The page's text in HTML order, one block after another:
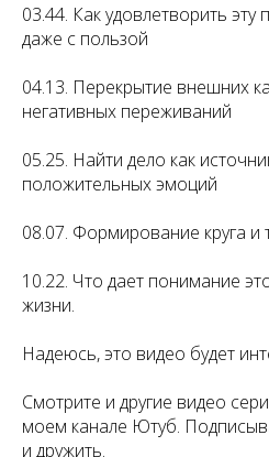
03.44. Как удовлетворить
даже с пользой
04.13. Перекрытие внешних
негативных переживаний
05.25. Найти дело как
положительных эмоций
08.07. Формирование круга
10.22. Что дает понимание
жизни.
Надеюсь, это видео будет
Смотрите и другие видео
моем канале Ютуб.
и дружить.